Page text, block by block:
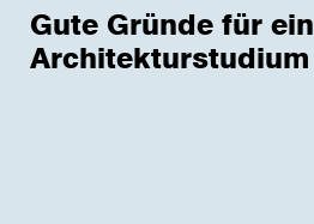
Gute Gründe für ein